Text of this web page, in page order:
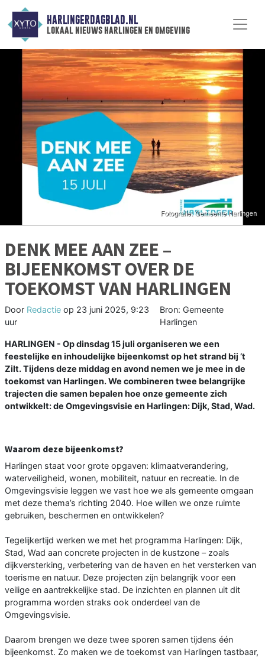
HARLINGERDAGBLAD.NL
lokaal nieuws harlingen en omgeving
DENK MEE AAN ZEE –
BIJEENKOMST OVER DE
TOEKOMST VAN HARLINGEN
Door Redactie op 23 juni 2025, 9:23
uur
Bron: Gemeente
Harlingen
HARLINGEN - Op dinsdag 15 juli organiseren we een
feestelijke en inhoudelijke bijeenkomst op het strand bij ’t
Zilt. Tijdens deze middag en avond nemen we je mee in de
toekomst van Harlingen. We combineren twee belangrijke
trajecten die samen bepalen hoe onze gemeente zich
ontwikkelt: de Omgevingsvisie en Harlingen: Dijk, Stad, Wad.
Waarom deze bijeenkomst?
Harlingen staat voor grote opgaven: klimaatverandering,
waterveiligheid, wonen, mobiliteit, natuur en recreatie. In de
Omgevingsvisie leggen we vast hoe we als gemeente omgaan
met deze thema’s richting 2040. Hoe willen we onze ruimte
gebruiken, beschermen en ontwikkelen?
Tegelijkertijd werken we met het programma Harlingen: Dijk,
Stad, Wad aan concrete projecten in de kustzone – zoals
dijkversterking, verbetering van de haven en het versterken van
toerisme en natuur. Deze projecten zijn belangrijk voor een
veilige en aantrekkelijke stad. De inzichten en plannen uit dit
programma worden straks ook onderdeel van de
Omgevingsvisie.
Daarom brengen we deze twee sporen samen tijdens één
bijeenkomst. Zo maken we de toekomst van Harlingen tastbaar,